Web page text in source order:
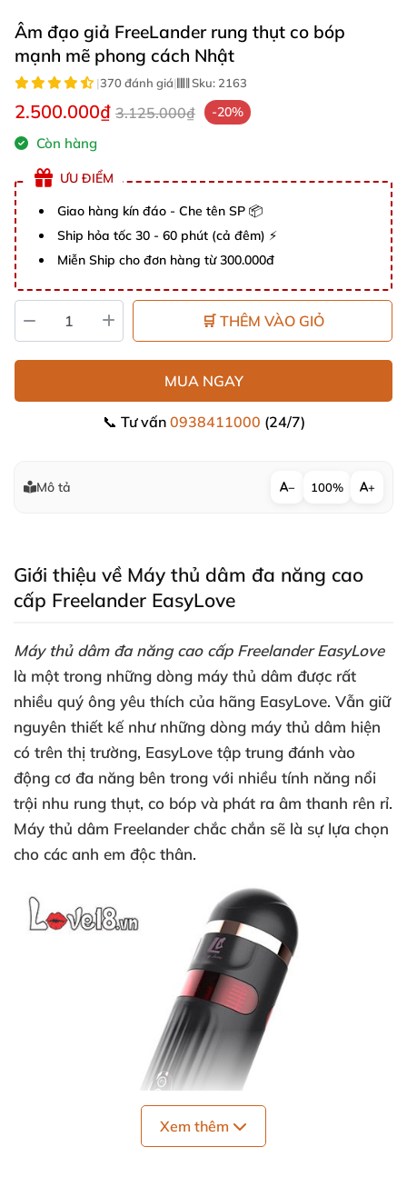
Âm đạo giả FreeLander rung thụt co bóp
mạnh mẽ phong cách Nhật
|370 đánh giá| Sku: 2163
2.500.000₫ 3.125.000₫ -20%
Còn hàng
ƯU ĐIỂM
Giao hàng kín đáo - Che tên SP 📦
Ship hỏa tốc 30 - 60 phút (cả đêm) ⚡
Miễn Ship cho đơn hàng từ 300.000đ
🛒 THÊM VÀO GIỎ
MUA NGAY
📞 Tư vấn 0938411000 (24/7)
Mô tả − 100% +
Giới thiệu về Máy thủ dâm đa năng cao
cấp Freelander EasyLove
Máy thủ dâm đa năng cao cấp Freelander EasyLove
là một trong những dòng máy thủ dâm được rất
nhiều quý ông yêu thích của hãng EasyLove. Vẫn giữ
nguyên thiết kế như những dòng máy thủ dâm hiện
có trên thị trường, EasyLove tập trung đánh vào
động cơ đa năng bên trong với nhiều tính năng nổi
trội nhu rung thụt, co bóp và phát ra âm thanh rên rỉ.
Máy thủ dâm Freelander chắc chắn sẽ là sự lựa chọn
cho các anh em độc thân.
Xem thêm